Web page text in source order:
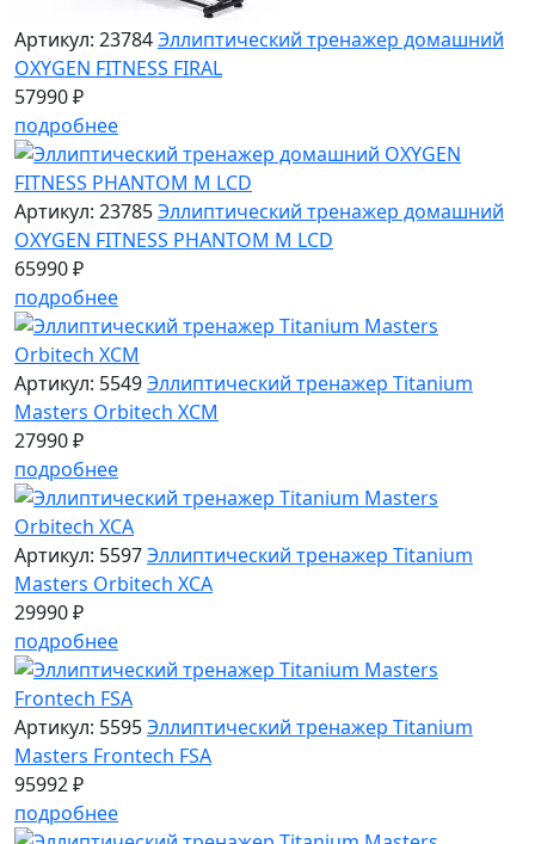
Артикул: 23784Эллиптический тренажер домашний
OXYGEN FITNESS FIRAL
57990 ₽
подробнее
Артикул: 23785Эллиптический тренажер домашний
OXYGEN FITNESS PHANTOM M LCD
65990 ₽
подробнее
Артикул: 5549Эллиптический тренажер Titanium
Masters Orbitech XCM
27990 ₽
подробнее
Артикул: 5597Эллиптический тренажер Titanium
Masters Orbitech XCA
29990 ₽
подробнее
Артикул: 5595Эллиптический тренажер Titanium
Masters Frontech FSA
95992 ₽
подробнее